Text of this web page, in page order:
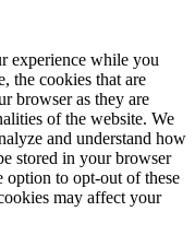
experience while you
the cookies that are
browser as they are
of the website. We
and understand how
stored in your browser
option to opt-out of these
may affect your